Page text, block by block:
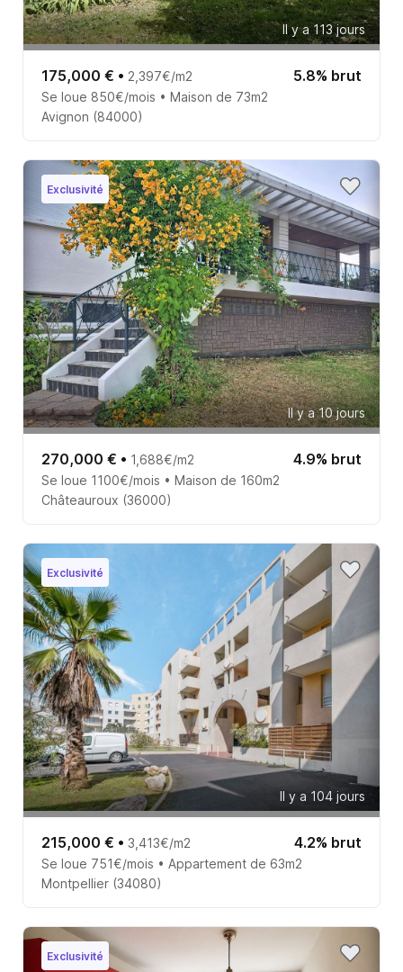
Il y a 113 jours
175,000 € • 2,397€/m2 5.8% brut
Se loue 850€/mois • Maison de 73m2
Avignon (84000)
Exclusivité
Il y a 10 jours
270,000 € • 1,688€/m2 4.9% brut
Se loue 1100€/mois • Maison de 160m2
Châteauroux (36000)
Exclusivité
Il y a 104 jours
215,000 € • 3,413€/m2 4.2% brut
Se loue 751€/mois • Appartement de 63m2
Montpellier (34080)
Exclusivité